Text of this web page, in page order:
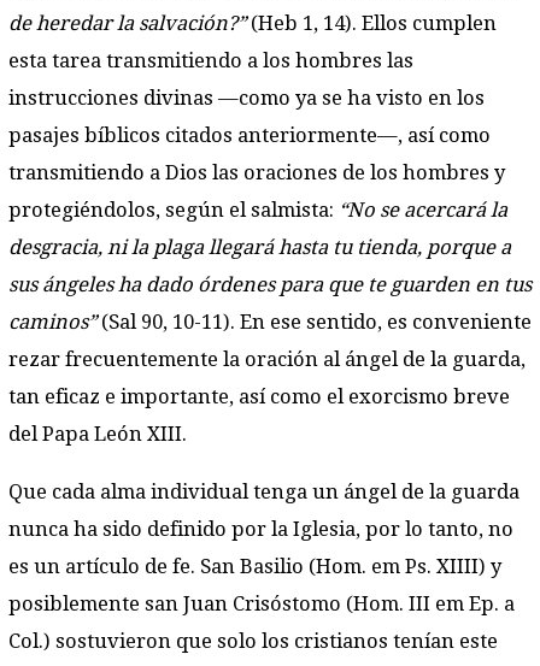
de heredar la salvación?”(Heb 1, 14). Ellos cumplen
esta tarea transmitiendo a los hombres las
instrucciones divinas —como ya se ha visto en los
pasajes bíblicos citados anteriormente—, así como
transmitiendo a Dios las oraciones de los hombres y
protegiéndolos, según el salmista: “No se acercará la
desgracia, ni la plaga llegará hasta tu tienda, porque a
sus ángeles ha dado órdenes para que te guarden en tus
caminos”(Sal 90, 10-11). En ese sentido, es conveniente
rezar frecuentemente la oración al ángel de la guarda,
tan eficaz e importante, así como el exorcismo breve
del Papa León XIII.
Que cada alma individual tenga un ángel de la guarda
nunca ha sido definido por la Iglesia, por lo tanto, no
es un artículo de fe. San Basilio (Hom. em Ps. XIIII) y
posiblemente san Juan Crisóstomo (Hom. III em Ep. a
Col.) sostuvieron que solo los cristianos tenían este